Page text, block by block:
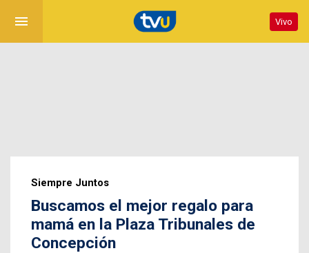
menu Vivo
Siempre Juntos
Buscamos el mejor regalo para
mamá en la Plaza Tribunales de
Concepción